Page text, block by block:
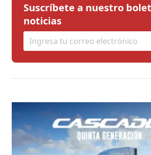
Suscríbete a nuestro
noticias